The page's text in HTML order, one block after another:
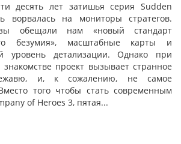
десять лет затишья серия Sudden
ворвалась на мониторы стратегов.
обещали нам «новый стандарт
безумия», масштабные карты и
уровень детализации. Однако при
проект вызывает странное
и, к сожалению, не самое
того чтобы стать современным
of Heroes 3, пятая...